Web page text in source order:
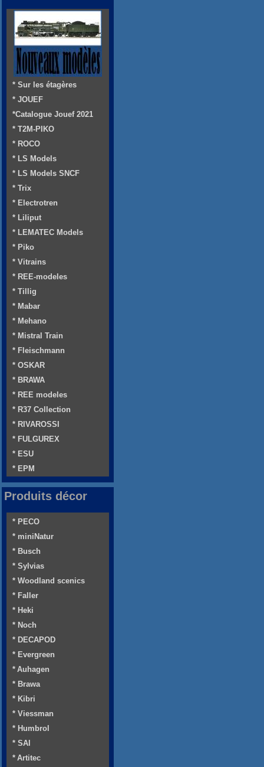
* Sur les étagères
* JOUEF
*Catalogue Jouef 2021
* T2M-PIKO
* ROCO
* LS Models
* LS Models SNCF
* Trix
* Electrotren
* Liliput
* LEMATEC Models
* Piko
* Vitrains
* REE-modeles
* Tillig
* Mabar
* Mehano
* Mistral Train
* Fleischmann
* OSKAR
* BRAWA
* REE modeles
* R37 Collection
* RIVAROSSI
* FULGUREX
* ESU
* EPM
Produits décor
* PECO
* miniNatur
* Busch
* Sylvias
* Woodland scenics
* Faller
* Heki
* Noch
* DECAPOD
* Evergreen
* Auhagen
* Brawa
* Kibri
* Viessman
* Humbrol
* SAI
* Artitec